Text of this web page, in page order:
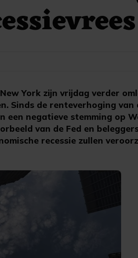
York zijn vrijdag verder
Sinds de renteverhoging van
een negatieve stemming op
van de Fed en
recessie zullen